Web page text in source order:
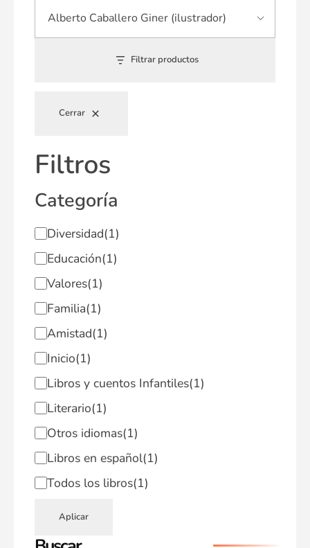
Filtrar productos
Cerrar
Filtros
Categoría
Diversidad(1)
Educación(1)
Valores(1)
Familia(1)
Amistad(1)
Inicio(1)
Libros y cuentos Infantiles(1)
Literario(1)
Otros idiomas(1)
Libros en español(1)
Todos los libros(1)
Aplicar